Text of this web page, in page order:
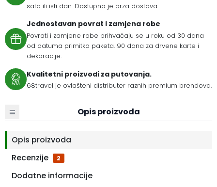
sata ili isti dan. Dostupna je brza dostava.
Jednostavan povrat i zamjena robe
Povrati i zamjene robe prihvaćaju se u roku od 30 dana
od datuma primitka paketa. 90 dana za drvene karte i
dekoracije.
Kvalitetni proizvodi za putovanja.
68travel je ovlašteni distributer raznih premium brendova.
Opis proizvoda
Opis proizvoda
Recenzije
2
Dodatne informacije